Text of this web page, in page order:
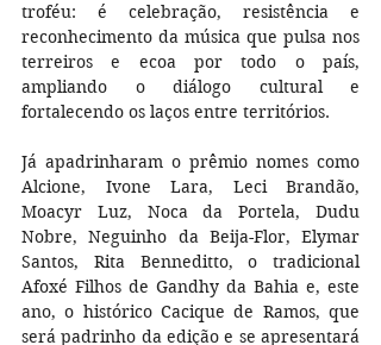
troféu: é celebração, resistência e
reconhecimento da música que pulsa nos
terreiros e ecoa por todo o país,
ampliando o diálogo cultural e
fortalecendo os laços entre territórios.
Já apadrinharam o prêmio nomes como
Alcione, Ivone Lara, Leci Brandão,
Moacyr Luz, Noca da Portela, Dudu
Nobre, Neguinho da Beija-Flor, Elymar
Santos, Rita Benneditto, o tradicional
Afoxé Filhos de Gandhy da Bahia e, este
ano, o histórico Cacique de Ramos, que
será padrinho da edição e se apresentará